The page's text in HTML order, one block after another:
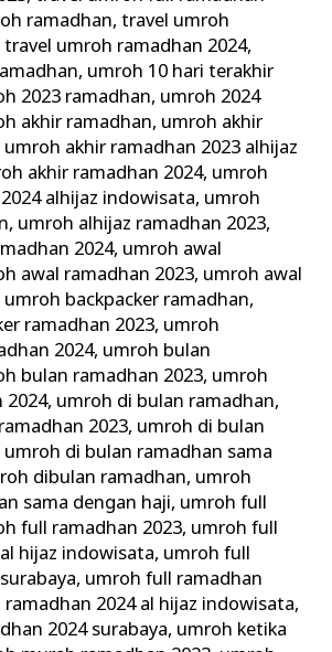
ramadhan,travel umroh
travel umroh ramadhan 2024,
, umroh 10 hari terakhir
2023 ramadhan, umroh 2024
akhir ramadhan, umroh akhir
umroh akhir ramadhan 2023 alhijaz
akhir ramadhan 2024, umroh
alhijaz indowisata, umroh
, umroh alhijaz ramadhan 2023,
2024, umroh awal
awal ramadhan 2023, umroh awal
umroh backpacker ramadhan,
ramadhan 2023, umroh
2024, umroh bulan
bulan ramadhan 2023, umroh
2024, umroh di bulan ramadhan,
2023, umroh di bulan
umroh di bulan ramadhan sama
dibulan ramadhan, umroh
sama dengan haji, umroh full
full ramadhan 2023, umroh full
hijaz indowisata, umroh full
, umroh full ramadhan
2024 al hijaz indowisata,
2024 surabaya, umroh ketika